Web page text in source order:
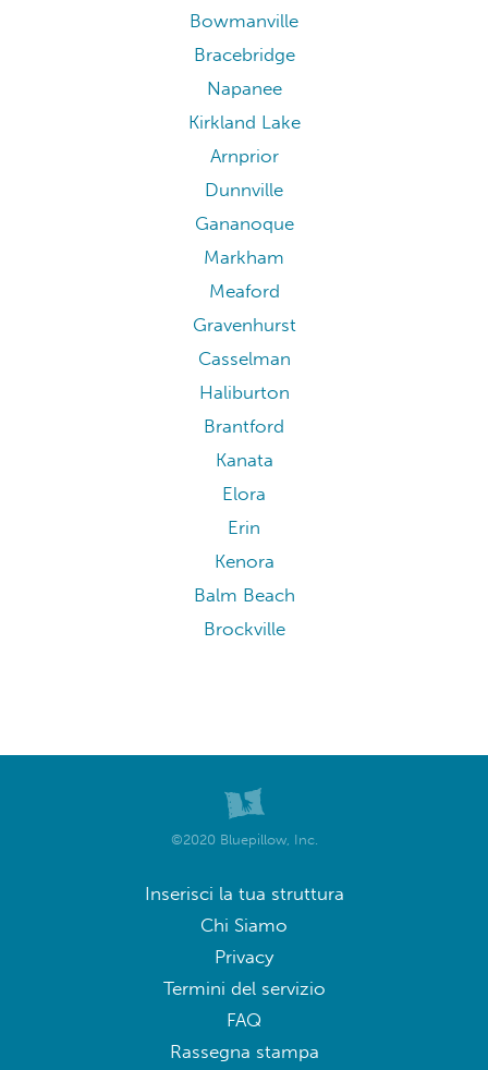
Bowmanville
Bracebridge
Napanee
Kirkland Lake
Arnprior
Dunnville
Gananoque
Markham
Meaford
Gravenhurst
Casselman
Haliburton
Brantford
Kanata
Elora
Erin
Kenora
Balm Beach
Brockville
©2020 Bluepillow, Inc.
Inserisci la tua struttura
Chi Siamo
Privacy
Termini del servizio
FAQ
Rassegna stampa